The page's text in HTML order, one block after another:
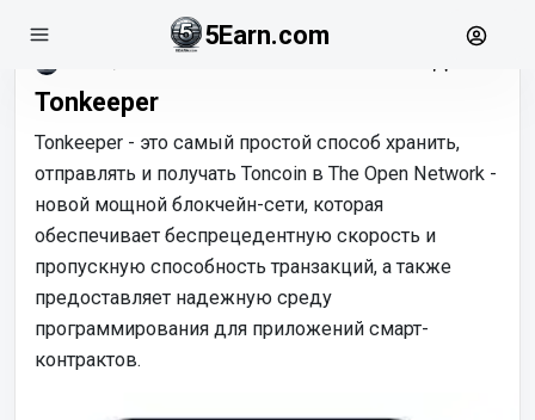
5Earn.com
Tonkeeper
Tonkeeper - это самый простой способ хранить,
отправлять и получать Toncoin в The Open Network -
новой мощной блокчейн-сети, которая
обеспечивает беспрецедентную скорость и
пропускную способность транзакций, а также
предоставляет надежную среду
программирования для приложений смарт-
контрактов.